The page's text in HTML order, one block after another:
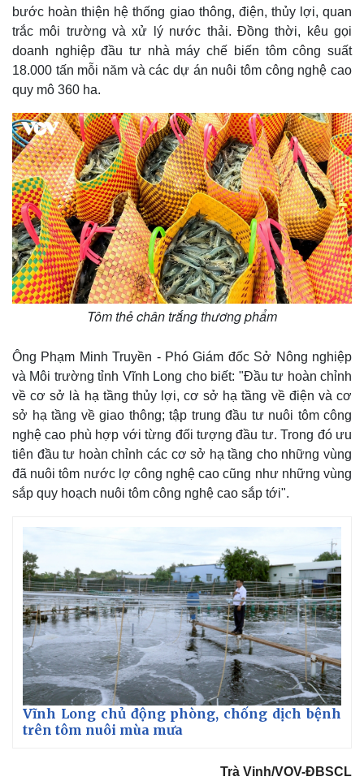
Thế giới
Cuộc sống đó đây
Hồ sơ
Multimedia
E-Magazine
Infographic
bước hoàn thiện hệ thống giao thông, điện, thủy lợi, quan
trắc môi trường và xử lý nước thải. Đồng thời, kêu gọi
doanh nghiệp đầu tư nhà máy chế biến tôm công suất
18.000 tấn mỗi năm và các dự án nuôi tôm công nghệ cao
quy mô 360 ha.
Tôm thẻ chân trắng thương phẩm
Ông Phạm Minh Truyền - Phó Giám đốc Sở Nông nghiệp
và Môi trường tỉnh Vĩnh Long cho biết: "Đầu tư hoàn chỉnh
về cơ sở là hạ tầng thủy lợi, cơ sở hạ tầng về điện và cơ
sở hạ tầng về giao thông; tập trung đầu tư nuôi tôm công
nghệ cao phù hợp với từng đối tượng đầu tư. Trong đó ưu
tiên đầu tư hoàn chỉnh các cơ sở hạ tầng cho những vùng
đã nuôi tôm nước lợ công nghệ cao cũng như những vùng
sắp quy hoạch nuôi tôm công nghệ cao sắp tới".
Vĩnh Long chủ động phòng, chống dịch bệnh
trên tôm nuôi mùa mưa
Trà Vinh/VOV-ĐBSCL